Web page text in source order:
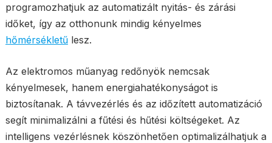
programozhatjuk az automatizált nyitás- és zárási
időket, így az otthonunk mindig kényelmes
hőmérsékletűlesz.
Az elektromos műanyag redőnyök nemcsak
kényelmesek, hanem energiahatékonyságot is
biztosítanak. A távvezérlés és az időzített automatizáció
segít minimalizálni a fűtési és hűtési költségeket. Az
intelligens vezérlésnek köszönhetően optimalizálhatjuk a